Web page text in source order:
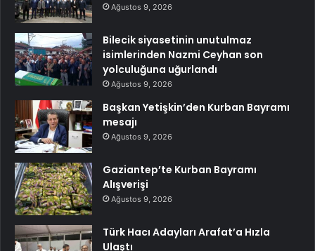
Ağustos 9, 2026
Bilecik siyasetinin unutulmaz
isimlerinden Nazmi Ceyhan son
yolculuğuna uğurlandı
Ağustos 9, 2026
Başkan Yetişkin’den Kurban Bayramı
mesajı
Ağustos 9, 2026
Gaziantep’te Kurban Bayramı
Alışverişi
Ağustos 9, 2026
Türk Hacı Adayları Arafat’a Hızla
Ulaştı